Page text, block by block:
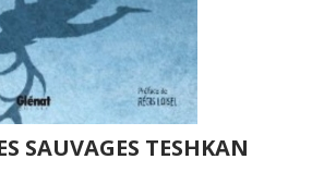
SAUVAGES TESHKAN